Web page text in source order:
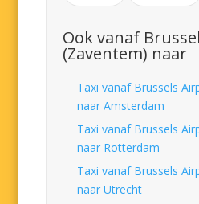
Ook vanaf
(Zaventem) naar
Taxi vanaf Brussels
naar Amsterdam
Taxi vanaf Brussels
naar Rotterdam
Taxi vanaf Brussels
naar Utrecht